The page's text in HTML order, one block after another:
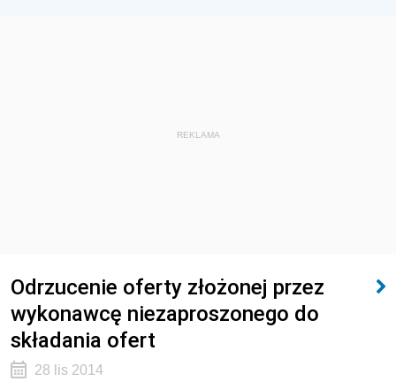
REKLAMA
Odrzucenie oferty złożonej przez
wykonawcę niezaproszonego do
składania ofert
28 lis 2014